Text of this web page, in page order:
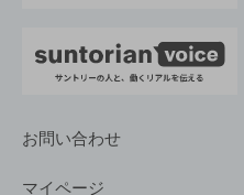
お問い合わせ
マイページ